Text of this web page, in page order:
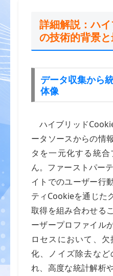
詳細解説：ハ
の技術的背景
データ収集から
体像
ハイブリッド
ータソースからの情
タを一元化する統
ん。ファーストパー
イトでのユーザー行
ティCookieを通じた
取得を組み合わせる
ーザープロファイル
ロセスにおいて、
化、ノイズ除去な
れ、高度な統計解析